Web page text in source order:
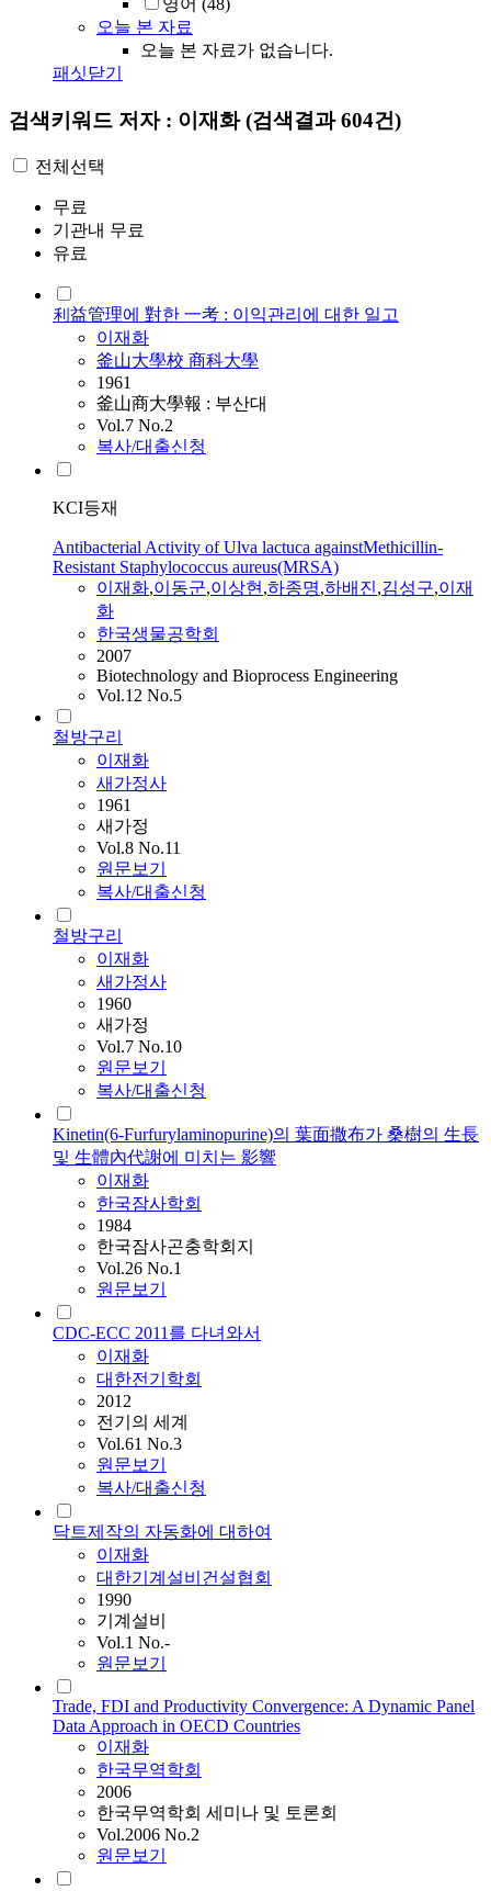
영어 (48)
오늘 본 자료
오늘 본 자료가 없습니다.
패싯닫기
검색키워드 저자 : 이재화(검색결과 604건)
전체선택
무료
기관내 무료
유료
利益管理에 對한 一考 : 이익관리에 대한 일고
이재화
釜山大學校 商科大學
1961
釜山商大學報 : 부산대
Vol.7 No.2
복사/대출신청
KCI등재
Antibacterial Activity of Ulva lactuca againstMethicillin-
Resistant Staphylococcus aureus(MRSA)
이재화,이동군,이상현,하종명,하배진,김성구,이재
화
한국생물공학회
2007
Biotechnology and Bioprocess Engineering
Vol.12 No.5
철방구리
이재화
새가정사
1961
새가정
Vol.8 No.11
원문보기
복사/대출신청
철방구리
이재화
새가정사
1960
새가정
Vol.7 No.10
원문보기
복사/대출신청
Kinetin(6-Furfurylaminopurine)의 葉面撒布가 桑樹의 生長
및 生體內代謝에 미치는 影響
이재화
한국잠사학회
1984
한국잠사곤충학회지
Vol.26 No.1
원문보기
CDC-ECC 2011를 다녀와서
이재화
대한전기학회
2012
전기의 세계
Vol.61 No.3
원문보기
복사/대출신청
닥트제작의 자동화에 대하여
이재화
대한기계설비건설협회
1990
기계설비
Vol.1 No.-
원문보기
Trade, FDI and Productivity Convergence: A Dynamic Panel
Data Approach in OECD Countries
이재화
한국무역학회
2006
한국무역학회 세미나 및 토론회
Vol.2006 No.2
원문보기